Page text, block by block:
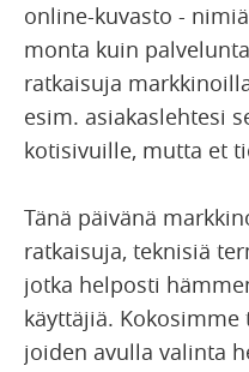
online-kuvasto -
monta kuin
ratkaisuja
esim. asiakaslehtesi
kotisivuille, mutta et
Tänä päivänä
ratkaisuja, teknisiä
jotka helposti
käyttäjiä. Kokosimme
joiden avulla valinta